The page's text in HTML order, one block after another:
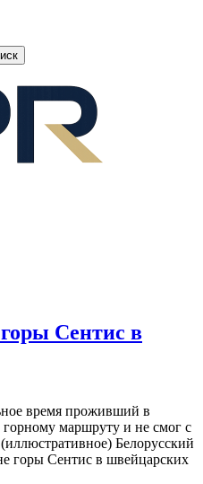
Сентис в
время проживший в
маршруту и не смог с
Белорусский
горы Сентис в швейцарских